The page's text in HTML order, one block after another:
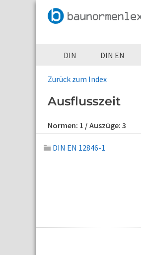
DIN DIN EN
Zurück zum Index
Ausflusszeit
Normen: 1 / Auszüge: 3
DIN EN 12846-1